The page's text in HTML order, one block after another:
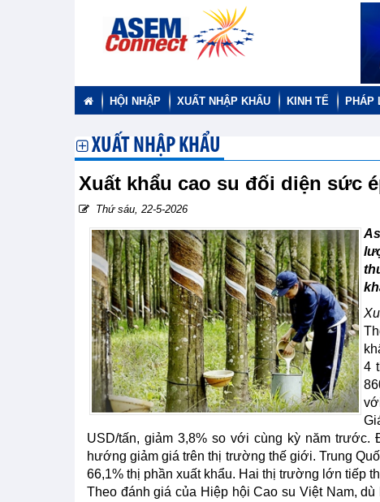
HỘI NHẬP XUẤT NHẬP KHẨU KINH TẾ PHÁP
XUẤT NHẬP KHẨU
Xuất khẩu cao su đối diện sức
Thứ sáu, 22-5-2026
4
USD/tấn, giảm 3,8% so với cùng kỳ năm
hướng giảm giá trên thị trường thế giới. Trung
66,1% thị phần xuất khẩu. Hai thị trường lớn tiếp
Theo đánh giá của Hiệp hội Cao su Việt Nam,